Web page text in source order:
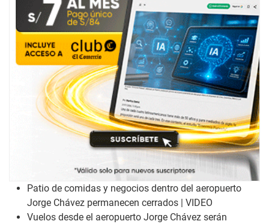
Patio de comidas y negocios dentro del aeropuerto
Jorge Chávez permanecen cerrados | VIDEO
Vuelos desde el aeropuerto Jorge Chávez serán